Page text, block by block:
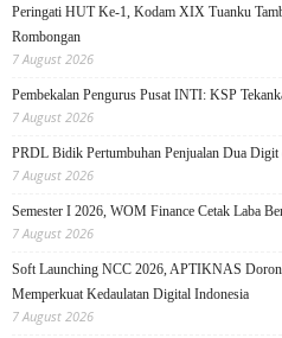
Peringati HUT Ke-1, Kodam XIX Tuanku
Rombongan
7 August 2026
Pembekalan Pengurus Pusat INTI: KSP
7 August 2026
PRDL Bidik Pertumbuhan Penjualan Dua
7 August 2026
Semester I 2026, WOM Finance Cetak Laba
7 August 2026
Soft Launching NCC 2026, APTIKNAS
Memperkuat Kedaulatan Digital Indonesia
7 August 2026